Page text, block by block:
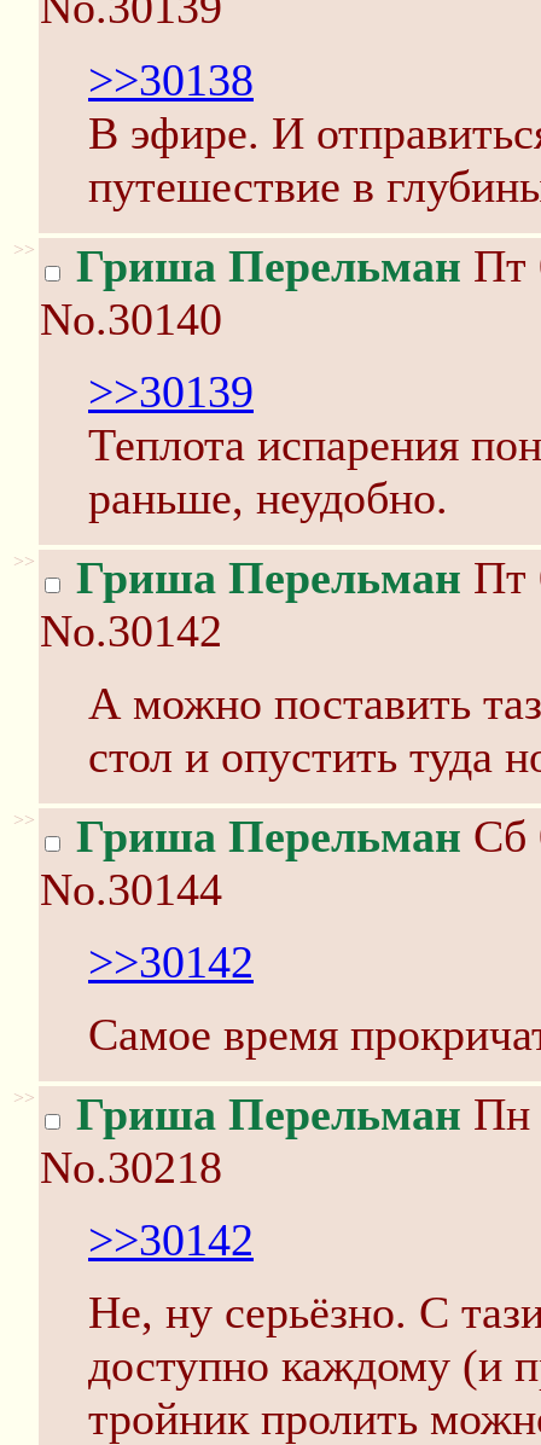
>>30138
В эфире. И
путешествие в
>> Гриша Перельман Пт
No.30140
>>30139
Теплота испарения
раньше, неудобно.
>> Гриша Перельман Пт
No.30142
А можно поставить
стол и опустить туда
>> Гриша Перельман Сб
No.30144
>>30142
Самое время
>> Гриша Перельман Пн
No.30218
>>30142
Не, ну серьёзно. С
доступно каждому (и
тройник пролить